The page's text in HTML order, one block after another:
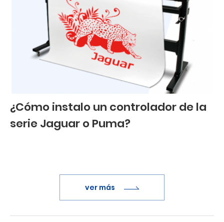
¿Cómo instalo un controlador de la
serie Jaguar o Puma?
ver más